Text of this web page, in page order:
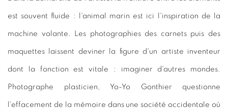
est souvent fluide : l'animal marin est ici l'inspiration de la
machine volante. Les photographies des carnets puis des
maquettes laissent deviner la figure d'un artiste inventeur
dont la fonction est vitale : imaginer d'autres mondes.
Photographe plasticien, Yo-Yo Gonthier questionne
l'effacement de la mémoire dans une société occidentale où